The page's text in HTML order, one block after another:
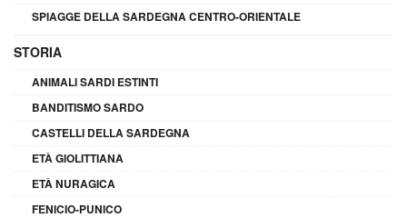
SPIAGGE DELLA SARDEGNA CENTRO-ORIENTALE
STORIA
ANIMALI SARDI ESTINTI
BANDITISMO SARDO
CASTELLI DELLA SARDEGNA
ETÀ GIOLITTIANA
ETÀ NURAGICA
FENICIO-PUNICO